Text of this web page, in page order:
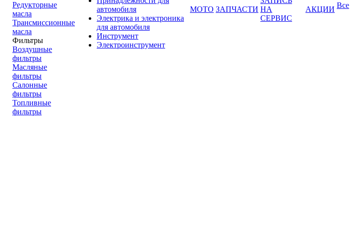
Редукторные
масла
Трансмиссионные
масла
Фильтры
Воздушные
фильтры
Масляные
фильтры
Салонные
фильтры
Топливные
фильтры
автомобиля
Электрика и электроника
для автомобиля
Инструмент
Электроинструмент
МОТО ЗАПЧАСТИ НА
СЕРВИС
АКЦИИ Все